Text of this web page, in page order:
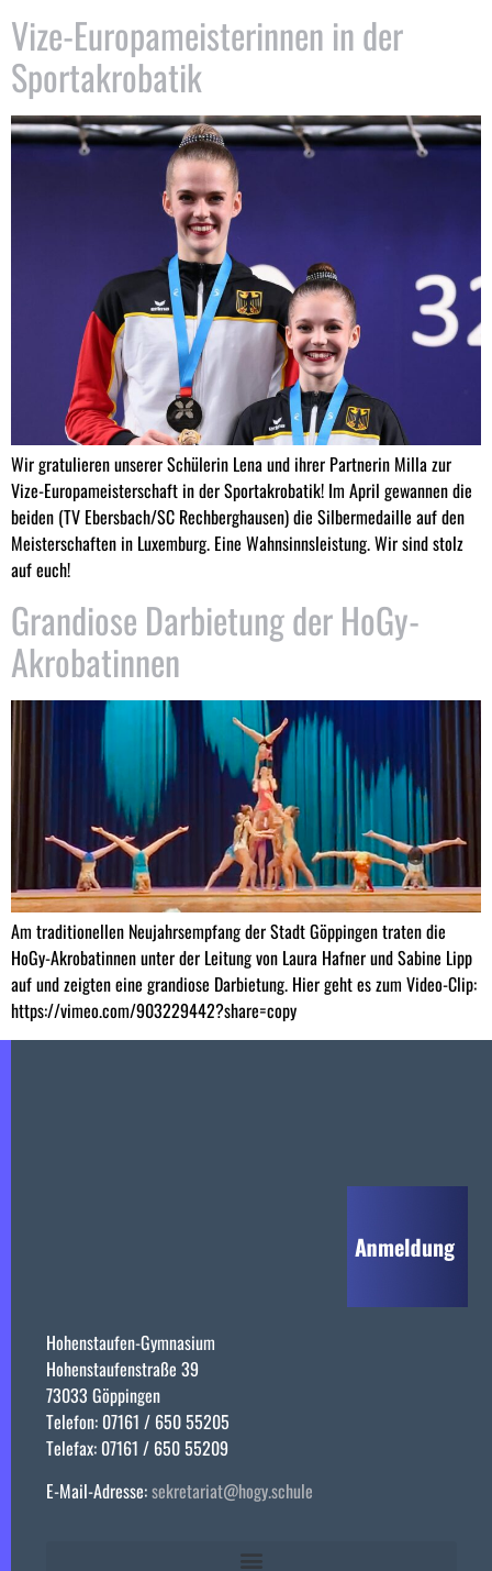
Vize-Europameisterinnen in der
Sportakrobatik
Wir gratulieren unserer Schülerin Lena und ihrer Partnerin Milla zur
Vize-Europameisterschaft in der Sportakrobatik! Im April gewannen die
beiden (TV Ebersbach/SC Rechberghausen) die Silbermedaille auf den
Meisterschaften in Luxemburg. Eine Wahnsinnsleistung. Wir sind stolz
auf euch!
Grandiose Darbietung der HoGy-
Akrobatinnen
Am traditionellen Neujahrsempfang der Stadt Göppingen traten die
HoGy-Akrobatinnen unter der Leitung von Laura Hafner und Sabine Lipp
auf und zeigten eine grandiose Darbietung. Hier geht es zum Video-Clip:
https://vimeo.com/903229442?share=copy
Hohenstaufen-Gymnasium
Hohenstaufenstraße 39
73033 Göppingen
Telefon: 07161 / 650 55205
Telefax: 07161 / 650 55209
E-Mail-Adresse:sekretariat@hogy.schule